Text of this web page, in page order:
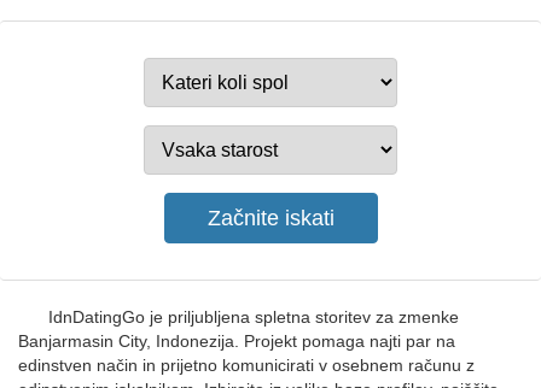
IdnDatingGo je priljubljena spletna storitev za zmenke
Banjarmasin City, Indonezija. Projekt pomaga najti par na
edinstven način in prijetno komunicirati v osebnem računu z